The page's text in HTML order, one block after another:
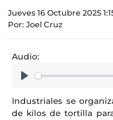
Jueves 16 Octubre 2025
Por: Joel Cruz
Audio:
Industriales se
de kilos de tortilla